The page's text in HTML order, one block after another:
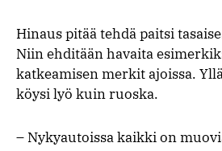
Hinaus pitää tehdä paitsi
Niin ehditään havaita
katkeamisen merkit ajoissa.
köysi lyö kuin ruoska.
– Nykyautoissa kaikki on